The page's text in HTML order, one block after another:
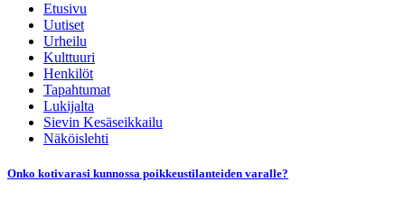
Etusivu
Uutiset
Urheilu
Kulttuuri
Henkilöt
Tapahtumat
Lukijalta
Sievin Kesäseikkailu
Näköislehti
Onko kotivarasi kunnossa poikkeustilanteiden varalle?